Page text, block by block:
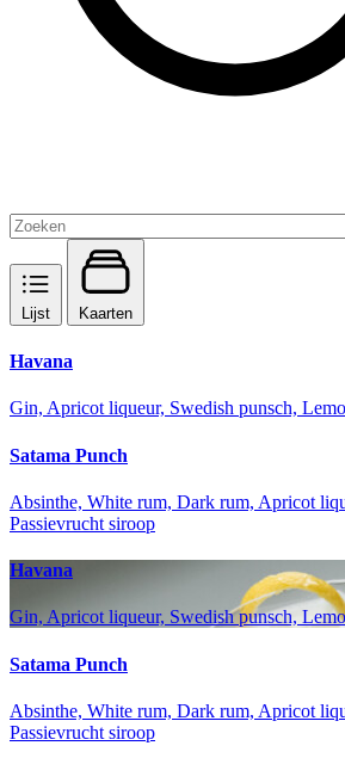
Lijst Kaarten
Havana
Gin, Apricot liqueur, Swedish punsch,
Satama Punch
Absinthe, White rum, Dark rum, Apricot
Passievrucht siroop
Havana
Gin, Apricot liqueur, Swedish punsch,
Satama Punch
Absinthe, White rum, Dark rum, Apricot
Passievrucht siroop